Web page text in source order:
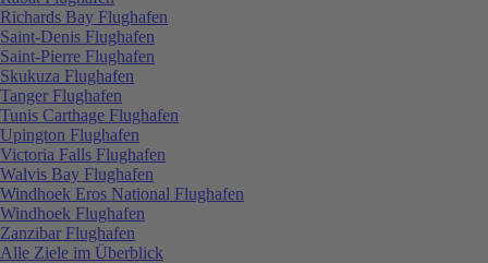
Richards Bay Flughafen
Saint-Denis Flughafen
Saint-Pierre Flughafen
Skukuza Flughafen
Tanger Flughafen
Tunis Carthage Flughafen
Upington Flughafen
Victoria Falls Flughafen
Walvis Bay Flughafen
Windhoek Eros National Flughafen
Windhoek Flughafen
Zanzibar Flughafen
Alle Ziele im Überblick